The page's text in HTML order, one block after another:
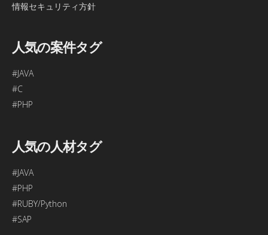
情報セキュリティ方針
人気の案件タグ
#JAVA
#C
#PHP
人気の人材タグ
#JAVA
#PHP
#RUBY/Python
#SAP